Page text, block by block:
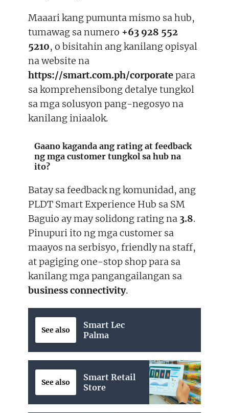
Maaari kang pumunta mismo sa hub,
tumawag sa numero +63 928 552
5210, o bisitahin ang kanilang opisyal
na website na
https://smart.com.ph/corporatepara
sa komprehensibong detalye tungkol
sa mga solusyon pang-negosyo na
kanilang iniaalok.
Gaano kaganda ang rating at feedback
ng mga customer tungkol sa hub na
ito?
Batay sa feedback ng komunidad, ang
PLDT Smart Experience Hub sa SM
Baguio ay may solidong rating na 3.8.
Pinupuri ito ng mga customer sa
maayos na serbisyo, friendly na staff,
at pagiging one-stop shop para sa
kanilang mga pangangailangan sa
business connectivity.
See also
Smart Lec
Palma
See also
Smart Retail
Store